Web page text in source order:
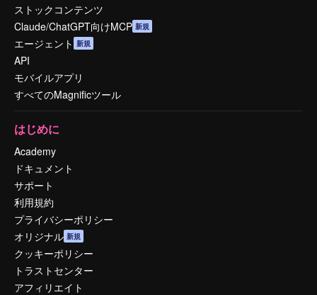
ストックコンテンツ
Claude/ChatGPT向けMCP 新規
エージェント 新規
API
モバイルアプリ
すべてのMagnificツール
はじめに
Academy
ドキュメント
サポート
利用規約
プライバシーポリシー
オリジナル 新規
クッキーポリシー
トラストセンター
アフィリエイト